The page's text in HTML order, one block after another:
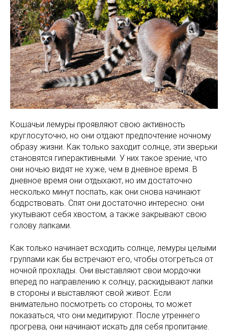
Кошачьи лемуры проявляют свою активность
круглосуточно, но они отдают предпочтение ночному
образу жизни. Как только заходит солнце, эти зверьки
становятся гиперактивными. У них такое зрение, что
они ночью видят не хуже, чем в дневное время. В
дневное время они отдыхают, но им достаточно
несколько минут поспать, как они снова начинают
бодрствовать. Спят они достаточно интересно: они
укутывают себя хвостом, а также закрывают свою
голову лапками.
Как только начинает всходить солнце, лемуры целыми
группами как бы встречают его, чтобы отогреться от
ночной прохлады. Они выставляют свои мордочки
вперед по направлению к солнцу, раскидывают лапки
в стороны и выставляют свой живот. Если
внимательно посмотреть со стороны, то может
показаться, что они медитируют. После утреннего
прогрева, они начинают искать для себя пропитание.